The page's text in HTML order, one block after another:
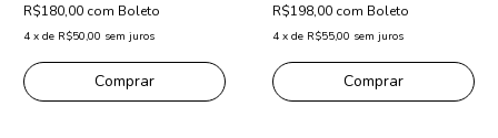
R$180,00 com Boleto
4 x de R$50,00 sem juros
Comprar
R$198,00 com Boleto
4 x de R$55,00 sem juros
Comprar